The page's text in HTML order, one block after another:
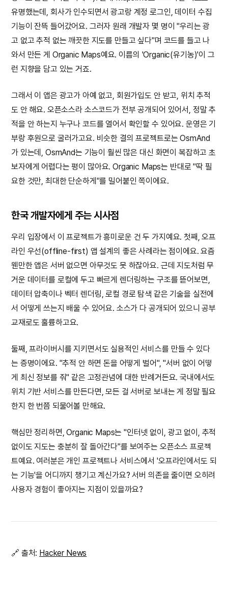
유명했는데, 회사가 인수되면서 광고랑 계정 로그인, 데이터 수집
기능이 잔뜩 들어갔어요. 그러자 원래 개발자 몇 명이 "우리는 광
고 없고 추적 없는 깨끗한 지도를 만들고 싶다"며 코드를 들고 나
와서 만든 게 Organic Maps예요. 이름의 'Organic(유기농)'이 그
런 지향을 담고 있는 거죠.
그래서 이 앱은 광고가 아예 없고, 회원가입도 안 받고, 위치 추적
도 안 해요. 오픈소스라 소스코드가 전부 공개되어 있어서, 정말 추
적을 안 하는지 누구나 코드를 열어서 확인할 수 있어요. 운영은 기
부랑 후원으로 굴러가고요. 비슷한 결의 프로젝트로는 OsmAnd
가 있는데, OsmAnd는 기능이 훨씬 많은 대신 화면이 복잡하고 초
보자에게 어렵다는 평이 많아요. Organic Maps는 반대로 "딱 필
요한 것만, 최대한 단순하게"를 밀어붙인 쪽이에요.
한국 개발자에게 주는 시사점
우리 입장에서 이 프로젝트가 흥미로운 건 두 가지예요. 첫째, 오프
라인 우선(offline-first) 앱 설계의 좋은 사례라는 점이에요. 요즘
웬만한 앱은 서버 없으면 아무것도 못 하잖아요. 근데 지도처럼 무
거운 데이터를 로컬에 두고 빠르게 렌더링하는 구조를 뜯어보면,
데이터 압축이나 벡터 렌더링, 로컬 경로 탐색 같은 기술을 실전에
서 어떻게 쓰는지 배울 수 있어요. 소스가 다 공개되어 있으니 공부
교재로도 훌륭하고요.
둘째, 프라이버시를 지키면서도 실용적인 서비스를 만들 수 있다
는 증명이에요. "추적 안 하면 돈을 어떻게 벌어", "서버 없이 어떻
게 최신 정보를 줘" 같은 고정관념에 대한 반례거든요. 국내에서도
위치 기반 서비스를 만든다면, 모든 걸 서버로 보내는 게 정말 필요
한지 한 번쯤 되물어볼 만해요.
핵심만 정리하면, Organic Maps는 "인터넷 없이, 광고 없이, 추적
없이도 지도는 충분히 잘 돌아간다"를 보여주는 오픈소스 프로젝
트예요. 여러분은 개인 프로젝트나 서비스에서 '오프라인에서도 되
는 기능'을 어디까지 챙기고 계신가요? 서버 의존을 줄이면 오히려
사용자 경험이 좋아지는 지점이 있을까요?
🔗 출처: Hacker News